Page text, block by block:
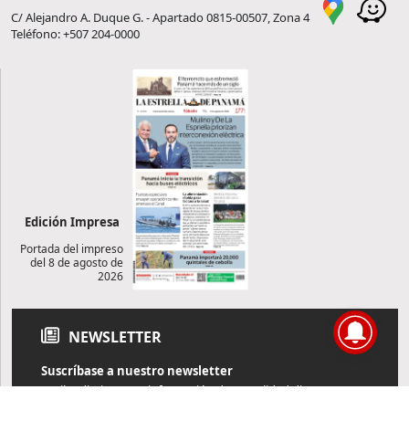
C/ Alejandro A. Duque G. - Apartado 0815-00507, Zona 4
Teléfono: +507 204-0000
Edición Impresa
Portada del impreso
del 8 de agosto de
2026
NEWSLETTER
Suscríbase a nuestro newsletter
Reciba diariamente información de actualidad directamente en